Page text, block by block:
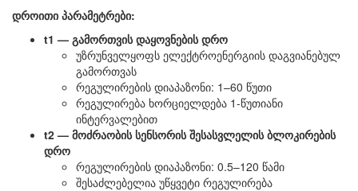
დროითი პარამეტრები:
t1 — გამორთვის დაყოვნების დრო
უზრუნველყოფს ელექტროენერგიის დაგვიანებულ
გამორთვას
რეგულირების დიაპაზონი: 1–60 წუთი
რეგულირება ხორციელდება 1-წუთიანი
ინტერვალებით
t2 — მოძრაობის სენსორის შესასვლელის ბლოკირების
დრო
რეგულირების დიაპაზონი: 0.5–120 წამი
შესაძლებელია უწყვეტი რეგულირება